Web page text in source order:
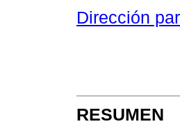
Dirección
RESUMEN